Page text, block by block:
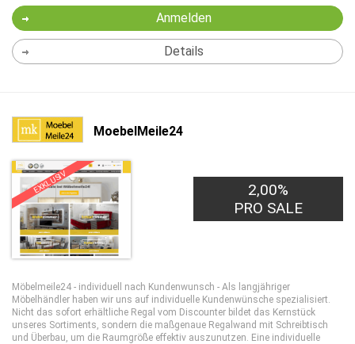
Anmelden
Details
MoebelMeile24
EXKLUSIV
2,00%
PRO SALE
Möbelmeile24 - individuell nach Kundenwunsch - Als langjähriger
Möbelhändler haben wir uns auf individuelle Kundenwünsche spezialisiert.
Nicht das sofort erhältliche Regal vom Discounter bildet das Kernstück
unseres Sortiments, sondern die maßgenaue Regalwand mit Schreibtisch
und Überbau, um die Raumgröße effektiv auszunutzen. Eine individuelle